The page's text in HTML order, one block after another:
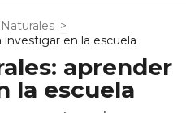
>
investigar en la escuela
aprender
la escuela